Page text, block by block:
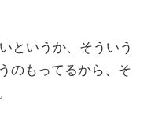
というか、そういう
のもってるから、そ